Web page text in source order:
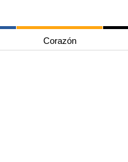
Corazón